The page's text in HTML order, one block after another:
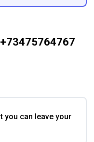
you can leave your